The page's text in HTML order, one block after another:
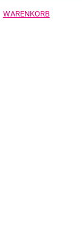
WARENKORB